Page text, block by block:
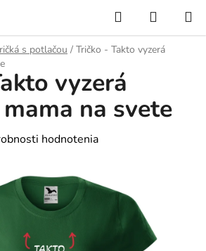
Hľadať
KOŠÍK
s potlačou / Tričko - Takto vyzerá
vyzerá
na svete
hodnotenia